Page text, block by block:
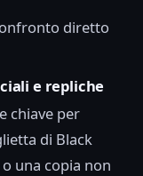
diretto
e repliche
chiave per
di Black
una copia non